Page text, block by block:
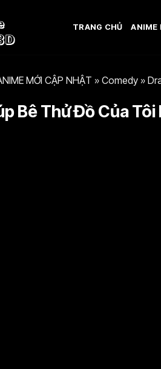
TRANG CHỦ ANIME
MỚI CẬP NHẬT » Comedy »
Bê Thử Đồ Của